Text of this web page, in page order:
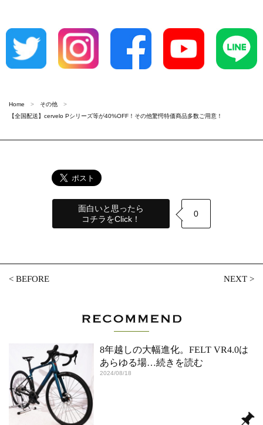
Home
その他
【全国配送】cervelo Pシリーズ等が40%OFF！その他驚愕特価商品多数ご用意！
面白いと思ったら
コチラをClick！
0
<BEFORE NEXT>
8年越しの大幅進化。FELT VR4.0は
あらゆる場…続きを読む
2024/08/18